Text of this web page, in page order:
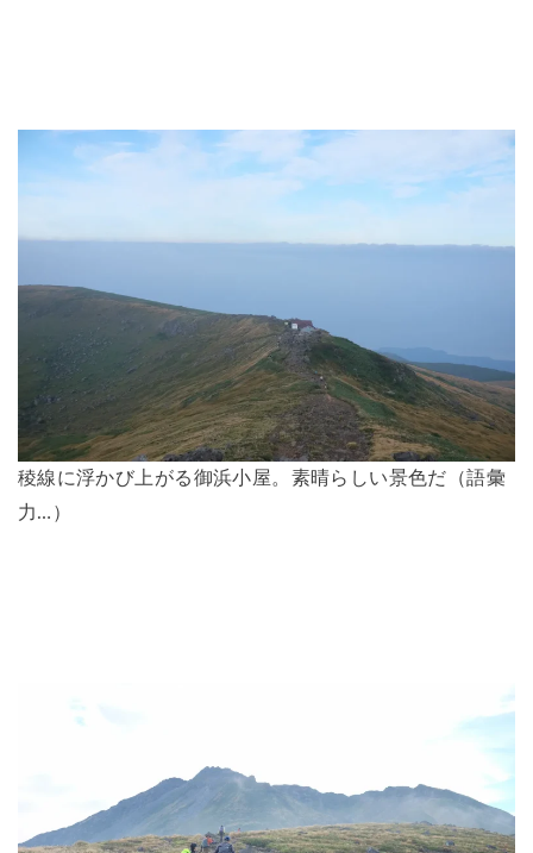
稜線に浮かび上がる御浜小屋。素晴らしい景色だ（語彙
力…）